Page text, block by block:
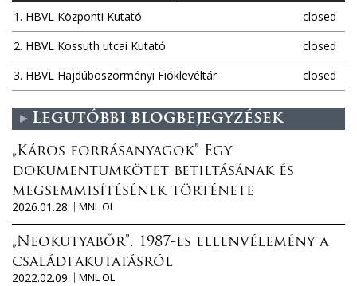
1. HBVL Központi Kutató
closed
2. HBVL Kossuth utcai Kutató
closed
3. HBVL Hajdúböszörményi Fióklevéltár
closed
Legutóbbi blogbejegyzések
„Káros forrásanyagok” Egy
dokumentumkötet betiltásának és
megsemmisítésének története
2026.01.28.
MNL OL
„Neokutyabőr”. 1987-es ellenvélemény a
családfakutatásról
2022.02.09.
MNL OL